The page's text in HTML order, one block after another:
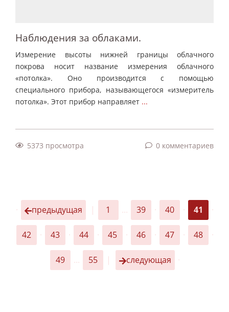
Наблюдения за облаками.
Измерение высоты нижней границы облачного
покрова носит название измерения облачного
«потолка». Оно производится с помощью
специального прибора, называющегося «измеритель
потолка». Этот прибор направляет ...
5373 просмотра 0 комментариев
· предыдущая | 1 ... 39 · 40 · 41 ·
42 · 43 · 44 · 45 · 46 · 47 · 48 ·
49 ... 55 | следующая ·